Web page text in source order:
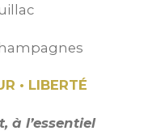
• LIBERTÉ
à l’essentiel